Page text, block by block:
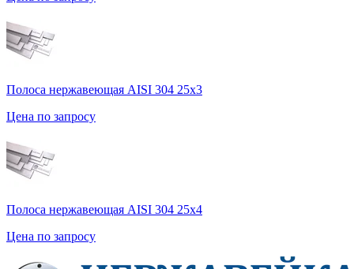
Полоса нержавеющая AISI 304 25х3
Цена по запросу
Полоса нержавеющая AISI 304 25х4
Цена по запросу